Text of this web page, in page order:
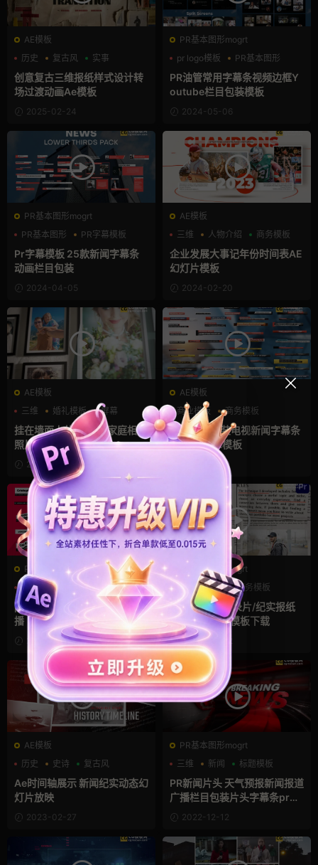
AE模板
历史
复古风 实事
创意复古三维报纸样式设计转
场过渡动画Ae模板
2025-02-24
PR基本图形mogrt
pr logo模板
PR基本图形
字幕条
PR油管常用字幕条视频边框Y
outube栏目包装模板
2024-05-06
PR基本图形mogrt
PR基本图形
PR字幕模板
商务模板
Pr字幕模板 25款新闻字幕条
动画栏目包装
2024-04-05
AE模板
三维
人物介绍 商务模板
企业发展大事记年份时间表AE
幻灯片模板
2024-02-20
AE模板
三维
婚礼模板 屏幕
挂在墙面上的3D相框家庭相册
照片墙AE模板
2024-01-20
AE模板
商业模板
商务模板
字幕条
51款栏目包装电视新闻字幕条
AE模板+PR模板
2023-11-19
PR工程模板prproj
mv
动态歌词排版
商务模板
pr滚动字幕条 12款动态字幕轮
播
2023-10-04
PR基本图形mogrt
PR基本图形
商务模板
复古风
pr新闻模板 纪录片/纪实报纸
幻灯片展示Pr模板下载
2023-03-22
AE模板
历史
史诗 复古风
Ae时间轴展示 新闻纪实动态幻
灯片放映
2023-02-27
PR基本图形mogrt
三维
新闻 标题模板
PR新闻片头 天气预报新闻报道
广播栏目包装片头字幕条pr模
板 2022-12-12